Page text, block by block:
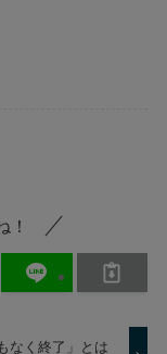
！
なく終了」とは